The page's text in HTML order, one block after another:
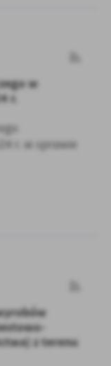
w
r.
r. w sprawie
z terenu